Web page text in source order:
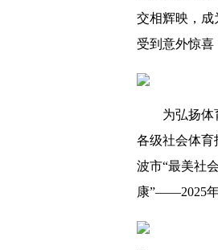
交相辉映，成
受到意外惊喜
为弘扬体
各级社会体育
波市“最美社
康”——2025年